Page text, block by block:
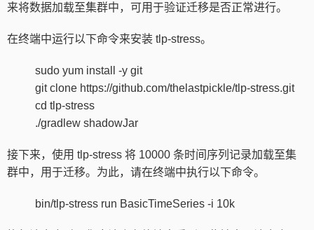
来将数据加载至集群中，可用于验证迁移是否正常进行。
在终端中运行以下命令来安装 tlp-stress。
sudo yum install -y git
git clone https://github.com/thelastpickle/tlp-stress.git
cd tlp-stress
./gradlew shadowJar
接下来，使用 tlp-stress 将 10000 条时间序列记录加载至集
群中，用于迁移。为此，请在终端中执行以下命令。
bin/tlp-stress run BasicTimeSeries -i 10k